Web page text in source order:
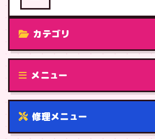
カテゴリ
修理（機種から）
メニュー
修理メニュー